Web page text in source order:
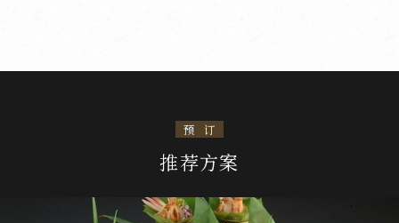
预订
推荐方案